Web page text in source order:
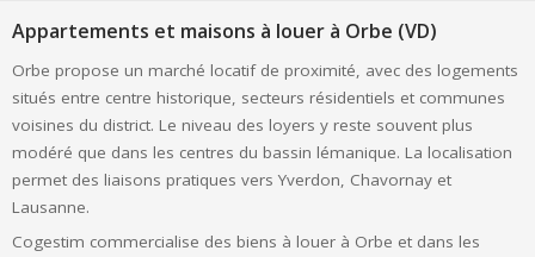
Appartements et maisons à louer à Orbe (VD)
Orbe propose un marché locatif de proximité, avec des logements
situés entre centre historique, secteurs résidentiels et communes
voisines du district. Le niveau des loyers y reste souvent plus
modéré que dans les centres du bassin lémanique. La localisation
permet des liaisons pratiques vers Yverdon, Chavornay et
Lausanne.
Cogestim commercialise des biens à louer à Orbe et dans les